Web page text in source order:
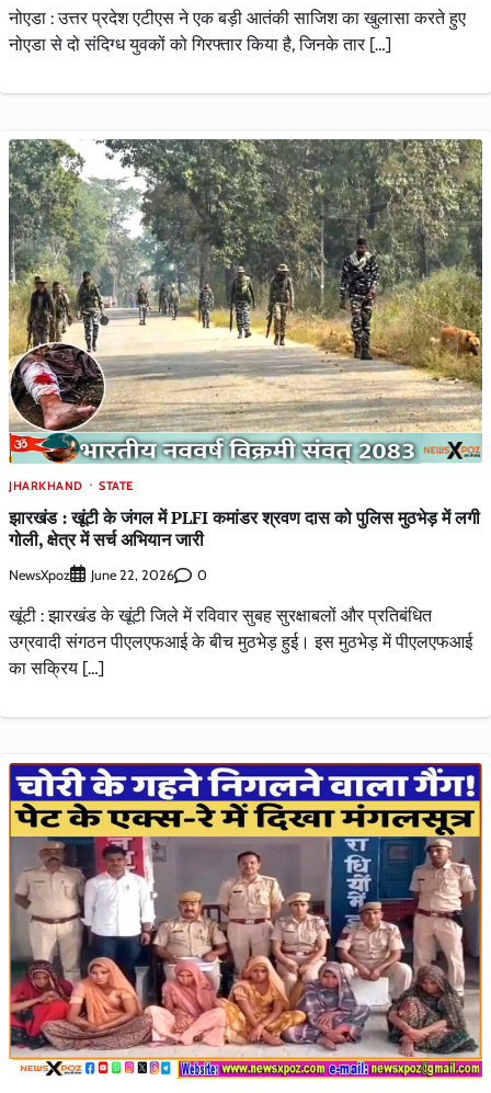
नोएडा : उत्तर प्रदेश एटीएस ने एक बड़ी आतंकी साजिश का खुलासा करते हुए
नोएडा से दो संदिग्ध युवकों को गिरफ्तार किया है, जिनके तार […]
JHARKHAND STATE
झारखंड : खूंटी के जंगल में PLFI कमांडर श्रवण दास को पुलिस मुठभेड़ में लगी
गोली, क्षेत्र में सर्च अभियान जारी
NewsXpoz June 22, 2026 0
खूंटी : झारखंड के खूंटी जिले में रविवार सुबह सुरक्षाबलों और प्रतिबंधित
उग्रवादी संगठन पीएलएफआई के बीच मुठभेड़ हुई। इस मुठभेड़ में पीएलएफआई
का सक्रिय […]